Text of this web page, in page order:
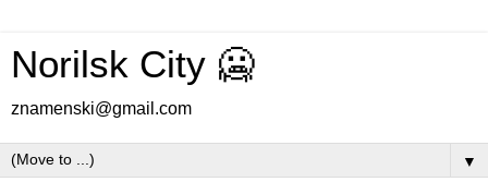
Norilsk City 🥶
znamenski@gmail.com
▼